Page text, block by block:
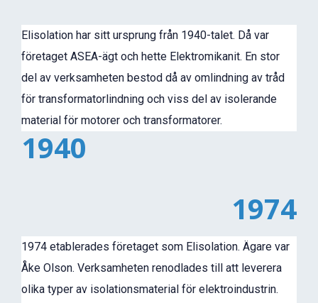
Elisolation har sitt ursprung från 1940-talet. Då var
företaget ASEA-ägt och hette Elektromikanit. En stor
del av verksamheten bestod då av omlindning av tråd
för transformatorlindning och viss del av isolerande
material för motorer och transformatorer.
1940
1974
1974 etablerades företaget som Elisolation. Ägare var
Åke Olson. Verksamheten renodlades till att leverera
olika typer av isolationsmaterial för elektroindustrin.